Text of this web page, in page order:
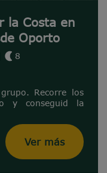
la Costa en
Oporto
8
Recorre los
y conseguid la
Ver más